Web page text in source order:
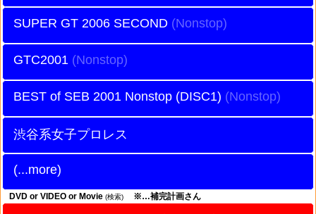
SUPER GT 2006 SECOND
GTC2001
BEST of SEB 2001 Nonstop (DISC1)
渋谷系女子プロレス
(...more)
DVD or VIDEO or Movie (検索) ※…補完計画さん